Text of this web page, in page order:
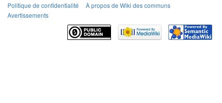
Politique de confidentialité
À propos de Wiki des communs
Avertissements